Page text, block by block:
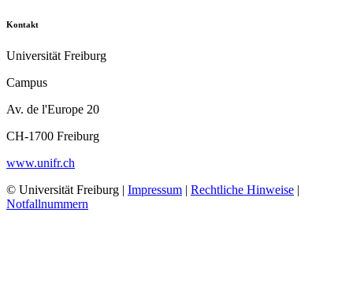
Kontakt
Universität Freiburg
Campus
Av. de l'Europe 20
CH-1700 Freiburg
www.unifr.ch
© Universität Freiburg | Impressum | Rechtliche Hinweise |
Notfallnummern